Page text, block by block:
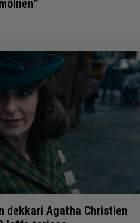
dekkari Agatha Christien